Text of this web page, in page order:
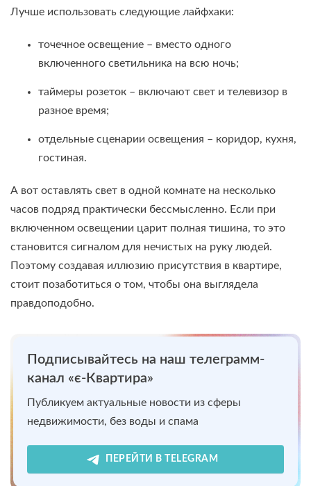
Лучше использовать следующие лайфхаки:
точечное освещение – вместо одного
включенного светильника на всю ночь;
таймеры розеток – включают свет и телевизор в
разное время;
отдельные сценарии освещения – коридор, кухня,
гостиная.
А вот оставлять свет в одной комнате на несколько
часов подряд практически бессмысленно. Если при
включенном освещении царит полная тишина, то это
становится сигналом для нечистых на руку людей.
Поэтому создавая иллюзию присутствия в квартире,
стоит позаботиться о том, чтобы она выглядела
правдоподобно.
Подписывайтесь на наш телеграмм-
канал «є-Квартира»
Публикуем актуальные новости из сферы
недвижимости, без воды и спама
ПЕРЕЙТИ В TELEGRAM